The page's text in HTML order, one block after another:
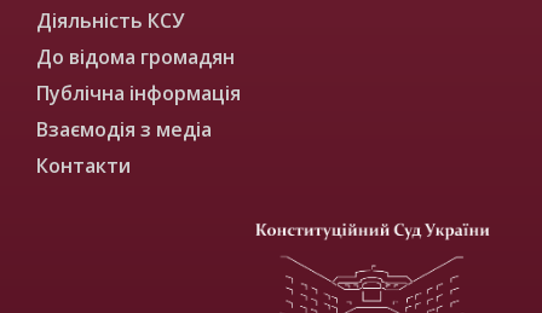
Діяльність КСУ
До відома громадян
Публічна інформація
Взаємодія з медіа
Контакти